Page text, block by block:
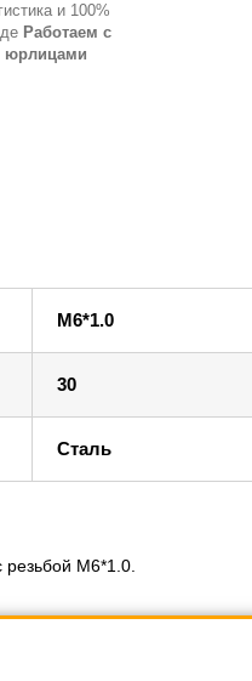
и 100%
Работаем с
юрлицами
M6*1.0
30
Сталь
M6*1.0.